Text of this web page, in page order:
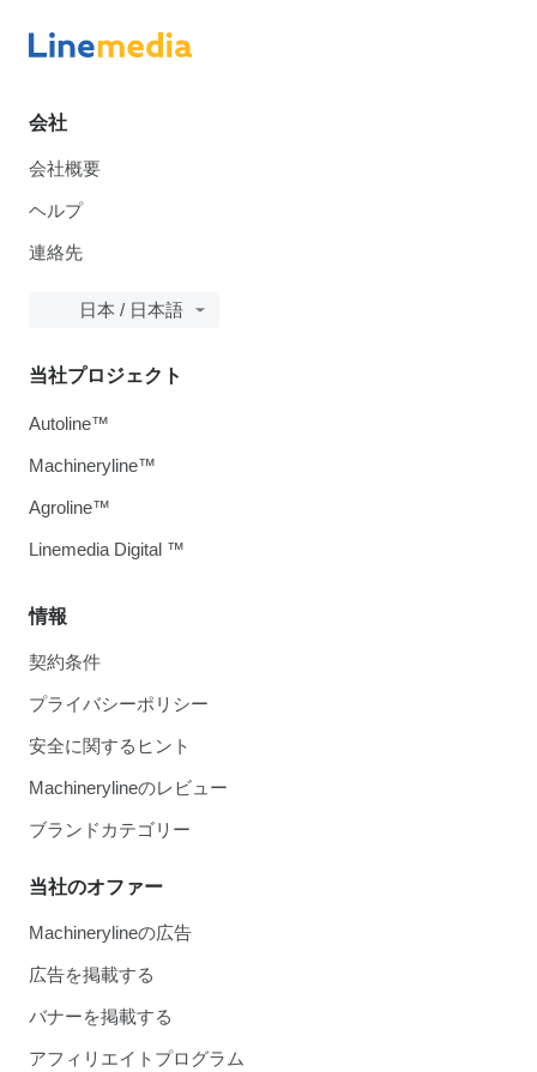
会社
会社概要
ヘルプ
連絡先
日本 / 日本語
情報
契約条件
プライバシーポリシー
安全に関するヒント
Machinerylineのレビュー
ブランドカテゴリー
当社のオファー
Machinerylineの広告
広告を掲載する
バナーを掲載する
アフィリエイトプログラム
当社プロジェクト
Autoline™
Machineryline™
Agroline™
Linemedia Digital ™